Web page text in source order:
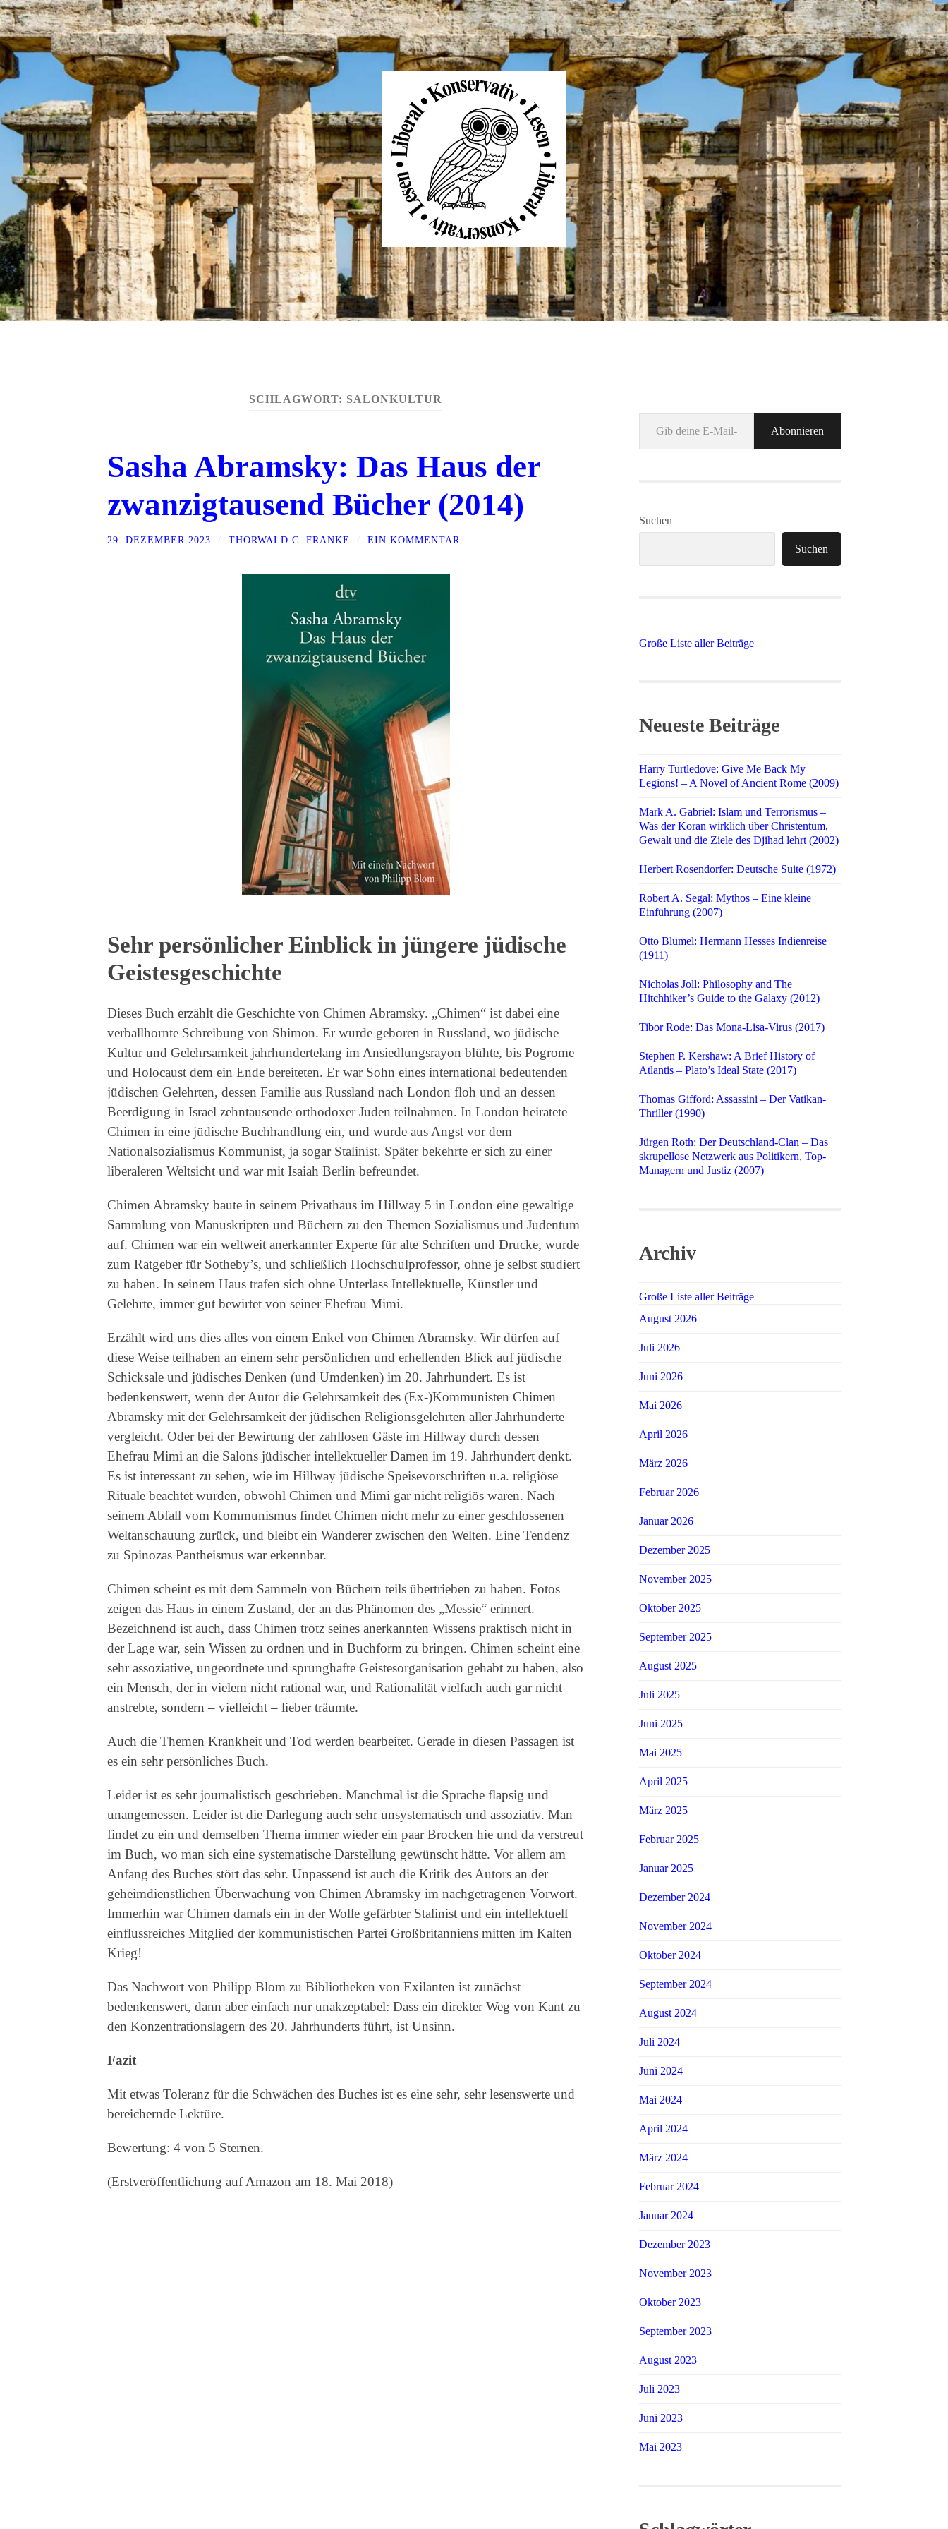
Liberal
Konservativ
Lesen
SCHLAGWORT: SALONKULTUR
Sasha Abramsky: Das Haus der
zwanzigtausend Bücher (2014)
29. DEZEMBER 2023 THORWALD C. FRANKE EIN KOMMENTAR
Sehr persönlicher Einblick in jüngere jüdische
Geistesgeschichte
Dieses Buch erzählt die Geschichte von Chimen Abramsky. „Chimen“ ist dabei eine
verballhornte Schreibung von Shimon. Er wurde geboren in Russland, wo jüdische
Kultur und Gelehrsamkeit jahrhundertelang im Ansiedlungsrayon blühte, bis Pogrome
und Holocaust dem ein Ende bereiteten. Er war Sohn eines international bedeutenden
jüdischen Gelehrten, dessen Familie aus Russland nach London floh und an dessen
Beerdigung in Israel zehntausende orthodoxer Juden teilnahmen. In London heiratete
Chimen in eine jüdische Buchhandlung ein, und wurde aus Angst vor dem
Nationalsozialismus Kommunist, ja sogar Stalinist. Später bekehrte er sich zu einer
liberaleren Weltsicht und war mit Isaiah Berlin befreundet.
Chimen Abramsky baute in seinem Privathaus im Hillway 5 in London eine gewaltige
Sammlung von Manuskripten und Büchern zu den Themen Sozialismus und Judentum
auf. Chimen war ein weltweit anerkannter Experte für alte Schriften und Drucke, wurde
zum Ratgeber für Sotheby’s, und schließlich Hochschulprofessor, ohne je selbst studiert
zu haben. In seinem Haus trafen sich ohne Unterlass Intellektuelle, Künstler und
Gelehrte, immer gut bewirtet von seiner Ehefrau Mimi.
Erzählt wird uns dies alles von einem Enkel von Chimen Abramsky. Wir dürfen auf
diese Weise teilhaben an einem sehr persönlichen und erhellenden Blick auf jüdische
Schicksale und jüdisches Denken (und Umdenken) im 20. Jahrhundert. Es ist
bedenkenswert, wenn der Autor die Gelehrsamkeit des (Ex-)Kommunisten Chimen
Abramsky mit der Gelehrsamkeit der jüdischen Religionsgelehrten aller Jahrhunderte
vergleicht. Oder bei der Bewirtung der zahllosen Gäste im Hillway durch dessen
Ehefrau Mimi an die Salons jüdischer intellektueller Damen im 19. Jahrhundert denkt.
Es ist interessant zu sehen, wie im Hillway jüdische Speisevorschriften u.a. religiöse
Rituale beachtet wurden, obwohl Chimen und Mimi gar nicht religiös waren. Nach
seinem Abfall vom Kommunismus findet Chimen nicht mehr zu einer geschlossenen
Weltanschauung zurück, und bleibt ein Wanderer zwischen den Welten. Eine Tendenz
zu Spinozas Pantheismus war erkennbar.
Chimen scheint es mit dem Sammeln von Büchern teils übertrieben zu haben. Fotos
zeigen das Haus in einem Zustand, der an das Phänomen des „Messie“ erinnert.
Bezeichnend ist auch, dass Chimen trotz seines anerkannten Wissens praktisch nicht in
der Lage war, sein Wissen zu ordnen und in Buchform zu bringen. Chimen scheint eine
sehr assoziative, ungeordnete und sprunghafte Geistesorganisation gehabt zu haben, also
ein Mensch, der in vielem nicht rational war, und Rationalität vielfach auch gar nicht
anstrebte, sondern – vielleicht – lieber träumte.
Auch die Themen Krankheit und Tod werden bearbeitet. Gerade in diesen Passagen ist
es ein sehr persönliches Buch.
Leider ist es sehr journalistisch geschrieben. Manchmal ist die Sprache flapsig und
unangemessen. Leider ist die Darlegung auch sehr unsystematisch und assoziativ. Man
findet zu ein und demselben Thema immer wieder ein paar Brocken hie und da verstreut
im Buch, wo man sich eine systematische Darstellung gewünscht hätte. Vor allem am
Anfang des Buches stört das sehr. Unpassend ist auch die Kritik des Autors an der
geheimdienstlichen Überwachung von Chimen Abramsky im nachgetragenen Vorwort.
Immerhin war Chimen damals ein in der Wolle gefärbter Stalinist und ein intellektuell
einflussreiches Mitglied der kommunistischen Partei Großbritanniens mitten im Kalten
Krieg!
Das Nachwort von Philipp Blom zu Bibliotheken von Exilanten ist zunächst
bedenkenswert, dann aber einfach nur unakzeptabel: Dass ein direkter Weg von Kant zu
den Konzentrationslagern des 20. Jahrhunderts führt, ist Unsinn.
Fazit
Mit etwas Toleranz für die Schwächen des Buches ist es eine sehr, sehr lesenswerte und
bereichernde Lektüre.
Bewertung: 4 von 5 Sternen.
(Erstveröffentlichung auf Amazon am 18. Mai 2018)
Gib deine E-Mail-Adresse ein ...
Abonnieren
Suchen
Suchen
Große Liste aller Beiträge
Neueste Beiträge
Harry Turtledove: Give Me Back My
Legions! – A Novel of Ancient Rome (2009)
Mark A. Gabriel: Islam und Terrorismus –
Was der Koran wirklich über Christentum,
Gewalt und die Ziele des Djihad lehrt (2002)
Herbert Rosendorfer: Deutsche Suite (1972)
Robert A. Segal: Mythos – Eine kleine
Einführung (2007)
Otto Blümel: Hermann Hesses Indienreise
(1911)
Nicholas Joll: Philosophy and The
Hitchhiker’s Guide to the Galaxy (2012)
Tibor Rode: Das Mona-Lisa-Virus (2017)
Stephen P. Kershaw: A Brief History of
Atlantis – Plato’s Ideal State (2017)
Thomas Gifford: Assassini – Der Vatikan-
Thriller (1990)
Jürgen Roth: Der Deutschland-Clan – Das
skrupellose Netzwerk aus Politikern, Top-
Managern und Justiz (2007)
Archiv
Große Liste aller Beiträge
August 2026
Juli 2026
Juni 2026
Mai 2026
April 2026
März 2026
Februar 2026
Januar 2026
Dezember 2025
November 2025
Oktober 2025
September 2025
August 2025
Juli 2025
Juni 2025
Mai 2025
April 2025
März 2025
Februar 2025
Januar 2025
Dezember 2024
November 2024
Oktober 2024
September 2024
August 2024
Juli 2024
Juni 2024
Mai 2024
April 2024
März 2024
Februar 2024
Januar 2024
Dezember 2023
November 2023
Oktober 2023
September 2023
August 2023
Juli 2023
Juni 2023
Mai 2023